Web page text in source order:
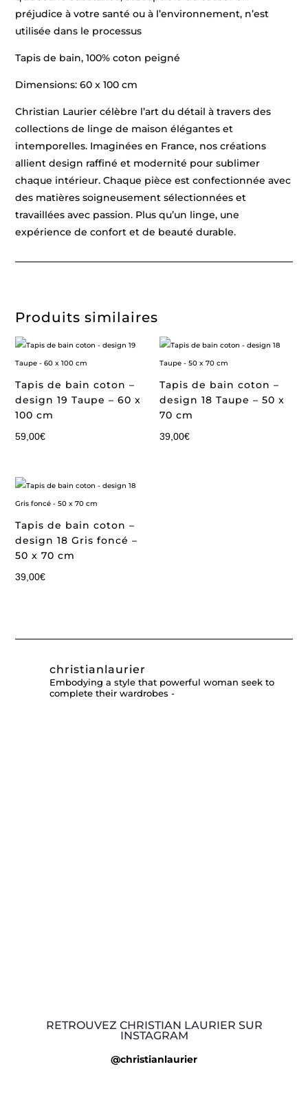
préjudice à votre santé ou à l’environnement, n’est
utilisée dans le processus
Tapis de bain, 100% coton peigné
Dimensions: 60 x 100 cm
Christian Laurier célèbre l’art du détail à travers des
collections de linge de maison élégantes et
intemporelles. Imaginées en France, nos créations
allient design raffiné et modernité pour sublimer
chaque intérieur. Chaque pièce est confectionnée avec
des matières soigneusement sélectionnées et
travaillées avec passion. Plus qu’un linge, une
expérience de confort et de beauté durable.
Produits similaires
Tapis de bain coton –
design 19 Taupe – 60 x
100 cm
59,00€
Tapis de bain coton –
design 18 Taupe – 50 x
70 cm
39,00€
Tapis de bain coton –
design 18 Gris foncé –
50 x 70 cm
39,00€
christianlaurier
Embodying a style that powerful woman seek to
complete their wardrobes -
RETROUVEZ CHRISTIAN LAURIER SUR
INSTAGRAM
@christianlaurier